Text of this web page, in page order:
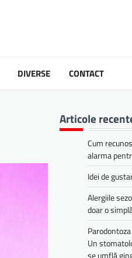
DIVERSE CONTACT
Articole
Cum
alarma
Idei de
Alergiile
doar o
Un
se umflă